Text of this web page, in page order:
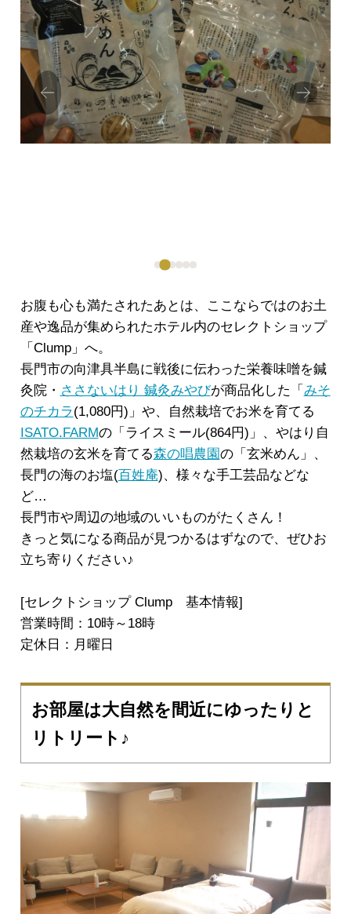
Prev
ious
Next
お腹も心も満たされたあとは、ここならではのお土
産や逸品が集められたホテル内のセレクトショップ
「Clump」へ。
長門市の向津具半島に戦後に伝わった栄養味噌を鍼
灸院・ ささないはり 鍼灸みやびが商品化した「 みそ
のチカラ (1,080円)」や、自然栽培でお米を育てる
ISATO.FARMの「ライスミール(864円)」、やはり自
然栽培の玄米を育てる森の唱農園の「玄米めん」、
長門の海のお塩(百姓庵)、様々な手工芸品などな
ど…
長門市や周辺の地域のいいものがたくさん！
きっと気になる商品が見つかるはずなので、ぜひお
立ち寄りください♪
[セレクトショップ Clump 基本情報]
営業時間：10時～18時
定休日：月曜日
お部屋は大自然を間近にゆったりと
リトリート♪